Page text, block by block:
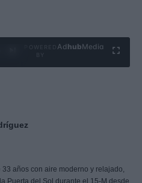
Ad hubMedia
años con aire moderno y relajado,